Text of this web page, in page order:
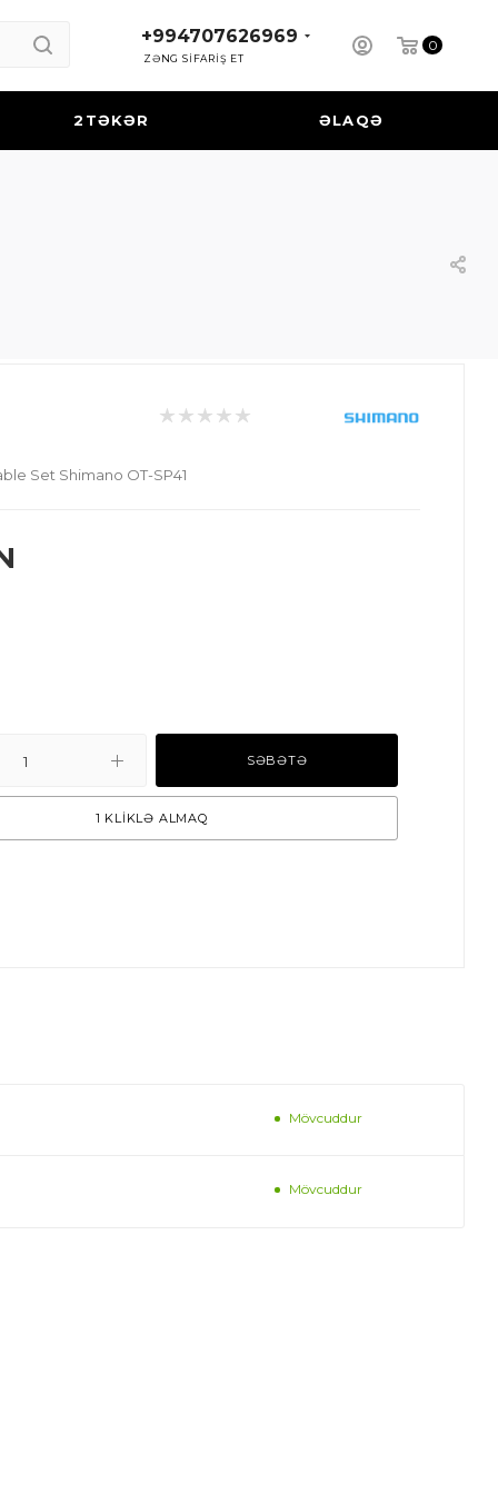
0
+994707626969
ZƏNG SİFARİŞ ET
2TƏKƏR ƏLAQƏ
Set Shimano OT-SP41
SƏBƏTƏ
1 KLİKLƏ ALMAQ
Mövcuddur
Mövcuddur